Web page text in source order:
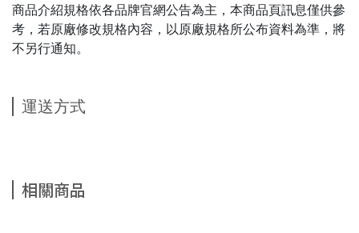
商品介紹規格依各品牌官網公告為主，本商品頁訊息僅供參
考，若原廠修改規格內容，以原廠規格所公布資料為準，將
不另行通知。
運送方式
相關商品